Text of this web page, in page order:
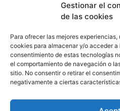
Gestionar el
de las cookies
Para ofrecer las mejores
cookies para almacenar y/o acceder
consentimiento de estas tecnologías
el comportamiento de navegación o
sitio. No consentir o retirar el
negativamente a ciertas
conservación nos
programas de conservación
instituciones a lo largo del
tiempo se incentivará la
ecosistémicos como el
ambiental y la inclusión de
protagonistas en la lucha por